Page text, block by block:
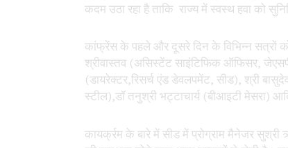
कदम उठा रहा है ताकि राज्य में स्वस्थ हवा को
कांफ्रेंस के पहले और दूसरे दिन के विभिन्न सत्रों
श्रीवास्तव (असिस्टेंट साइंटिफिक ऑफिसर,
(डायरेक्टर,रिसर्च एंड डेवलपमेंट, सीड), श्री
स्टील),डॉ तनुश्री भट्टाचार्य (बीआइटी मेसरा)
कायर्क्रम के बारे में सीड में प्रोग्राम मैनेजर सुश्री